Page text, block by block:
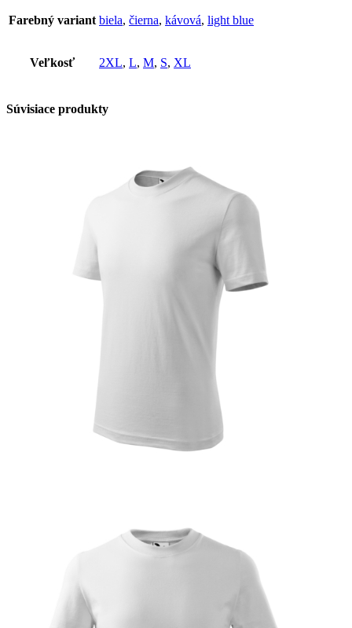
Farebný variant biela, čierna, kávová, light blue
Veľkosť 2XL, L, M, S, XL
Súvisiace produkty